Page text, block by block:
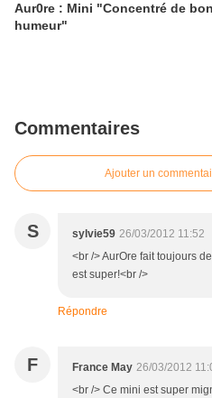
Aur0re : Mini "Concentré de
humeur"
Commentaires
Ajouter un
S sylvie59 26/03/2012 11:52
<br /> AurOre fait toujours
est super!<br />
Répondre
F France May 26/03/2012
<br /> Ce mini est super